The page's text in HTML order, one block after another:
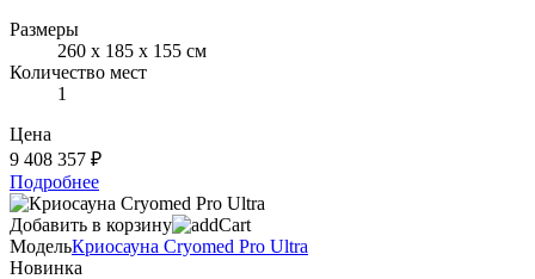
Размеры
260 х 185 х 155 см
Количество мест
1
Цена
9 408 357 ₽
Подробнее
Добавить в корзину
МодельКриосауна Cryomed Pro Ultra
Новинка